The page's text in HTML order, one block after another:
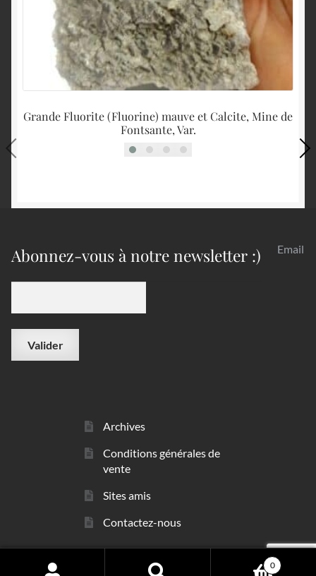
Grande Fluorite (Fluorine) mauve et Calcite, Mine de
Fontsante, Var.
Abonnez-vous à notre newsletter :) Email
Archives
Conditions générales de
vente
Sites amis
Contactez-nous
© sarl Les Minéraux 2006 - 2026 0